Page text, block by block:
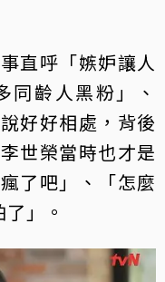
直呼「嫉妒讓人
同齡人黑粉」、
好好相處，背後
世榮當時也才是
了吧」、「怎麼
」。